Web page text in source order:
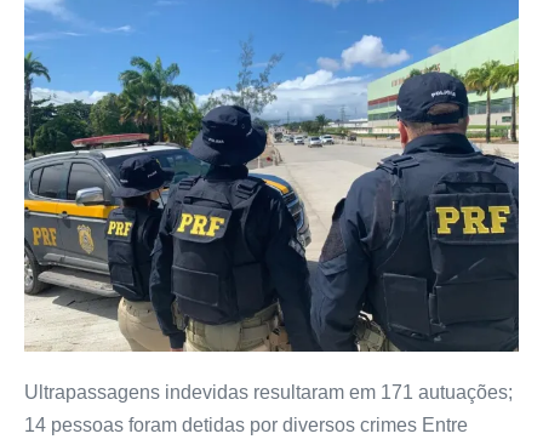
Ultrapassagens indevidas resultaram em 171 autuações;
14 pessoas foram detidas por diversos crimes Entre